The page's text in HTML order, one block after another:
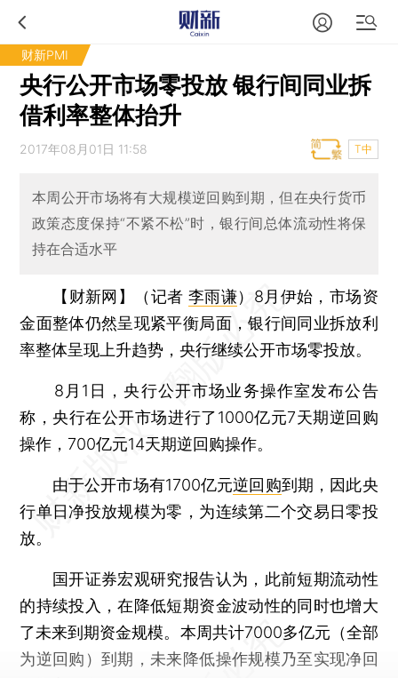
财新PMI
央行公开市场零投放 银行间同业拆
借利率整体抬升
2017年08月01日 11:58 T中
本周公开市场将有大规模逆回购到期，但在央行货币
政策态度保持“不紧不松”时，银行间总体流动性将保
持在合适水平
【财新网】（记者李雨谦） 8月伊始，市场资
金面整体仍然呈现紧平衡局面，银行间同业拆放利
率整体呈现上升趋势，央行继续公开市场零投放。
8月1日，央行公开市场业务操作室发布公告
称，央行在公开市场进行了1000亿元7天期逆回购
操作，700亿元14天期逆回购操作。
由于公开市场有1700亿元逆回购到期，因此央
行单日净投放规模为零，为连续第二个交易日零投
放。
国开证券宏观研究报告认为，此前短期流动性
的持续投入，在降低短期资金波动性的同时也增大
了未来到期资金规模。本周共计7000多亿元（全部
为逆回购）到期，未来降低操作规模乃至实现净回